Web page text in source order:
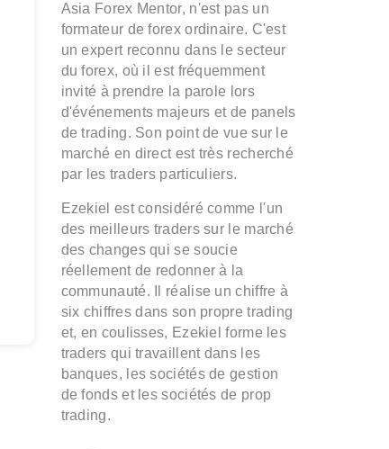
Asia Forex Mentor, n'est pas un
formateur de forex ordinaire. C'est
un expert reconnu dans le secteur
du forex, où il est fréquemment
invité à prendre la parole lors
d'événements majeurs et de panels
de trading. Son point de vue sur le
marché en direct est très recherché
par les traders particuliers.
Ezekiel est considéré comme l'un
des meilleurs traders sur le marché
des changes qui se soucie
réellement de redonner à la
communauté. Il réalise un chiffre à
six chiffres dans son propre trading
et, en coulisses, Ezekiel forme les
traders qui travaillent dans les
banques, les sociétés de gestion
de fonds et les sociétés de prop
trading.